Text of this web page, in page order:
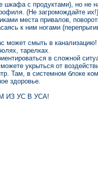
шкафа с продуктами), но не
(Не загромождайте
места привалов,
к ним ногами
может смыть в
тарелках.
в сложной
укрыться от
Там, в системном блоке
здоровье.
ИЗ УС В УСА!